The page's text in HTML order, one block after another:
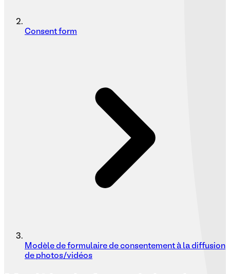
Consent form
Modèle de formulaire de consentement à la diffusion
de photos/vidéos